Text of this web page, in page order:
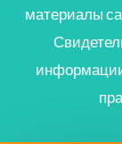
материалы